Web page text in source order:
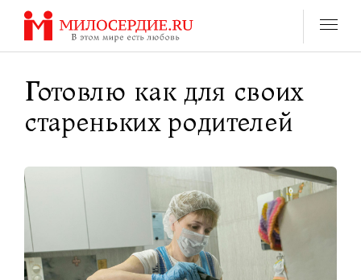
Перейти
содержанию
Готовлю как для своих
стареньких родителей